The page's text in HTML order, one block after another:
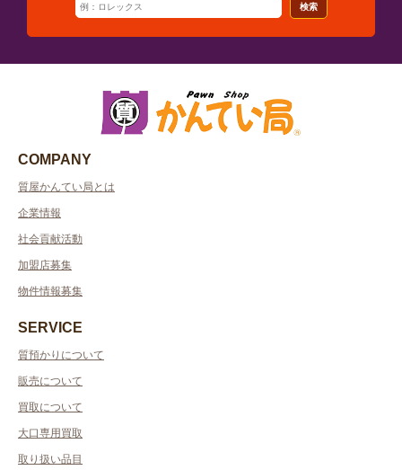
検索
COMPANY
質屋かんてい局とは
企業情報
社会貢献活動
加盟店募集
物件情報募集
SERVICE
質預かりについて
販売について
買取について
大口専用買取
取り扱い品目